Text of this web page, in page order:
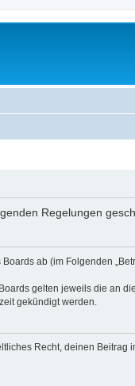
Regelungen
ab (im Folgenden
gelten jeweils die an
gekündigt werden.
Recht, deinen Beitrag